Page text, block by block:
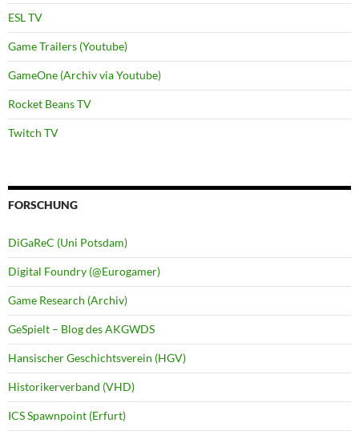
ESL TV
Game Trailers (Youtube)
GameOne (Archiv via Youtube)
Rocket Beans TV
Twitch TV
FORSCHUNG
DiGaReC (Uni Potsdam)
Digital Foundry (@Eurogamer)
Game Research (Archiv)
GeSpielt – Blog des AKGWDS
Hansischer Geschichtsverein (HGV)
Historikerverband (VHD)
ICS Spawnpoint (Erfurt)